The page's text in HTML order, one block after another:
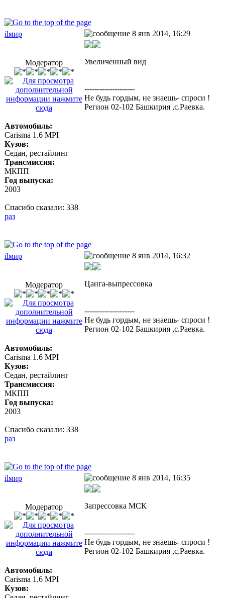
ilмир 8 янв 2014, 16:29
Модератор
Автомобиль:
Carisma 1.6 MPI
Кузов:
Седан, рестайлинг
Трансмиссия:
МКПП
Год выпуска:
2003
Спасибо сказали: 338
раз
Увеличенный вид
--------------------
Не будь гордым, не знаешь- спроси !
Регион 02-102 Башкирия ,с.Раевка.
ilмир 8 янв 2014, 16:32
Модератор
Автомобиль:
Carisma 1.6 MPI
Кузов:
Седан, рестайлинг
Трансмиссия:
МКПП
Год выпуска:
2003
Спасибо сказали: 338
раз
Цанга-выпрессовка
--------------------
Не будь гордым, не знаешь- спроси !
Регион 02-102 Башкирия ,с.Раевка.
ilмир 8 янв 2014, 16:35
Модератор
Автомобиль:
Carisma 1.6 MPI
Кузов:
Запрессовка МСК
--------------------
Не будь гордым, не знаешь- спроси !
Регион 02-102 Башкирия ,с.Раевка.